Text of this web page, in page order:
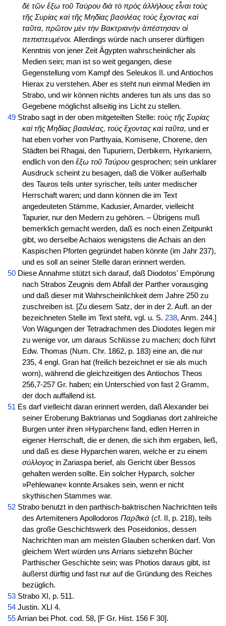
δὲ τῶν ἔξω τοῦ Ταύρου διὰ τὸ πρὸς ἀλλήλους εἶναι τοὺς
τῆς Συρίας καὶ τῆς Μηδίας βασιλέας τοὺς ἔχοντας καὶ
ταῦτα, πρῶτον μὲν τὴν Βακτριανὴν ἀπέστησαν οἱ
πεπιστευμένοι. Allerdings würde nach unserer dürftigen
Kenntnis von jener Zeit Ägypten wahrscheinlicher als
Medien sein; man ist so weit gegangen, diese
Gegenstellung vom Kampf des Seleukos II. und Antiochos
Hierax zu verstehen. Aber es steht nun einmal Medien im
Strabo, und wir können nichts anderes tun als uns das so
Gegebene möglichst allseitig ins Licht zu stellen.
49Strabo sagt in der oben mitgeteilten Stelle: τοὺς τῆς Συρίας
καὶ τῆς Μηδίας βασιλέας, τοὺς ἔχοντας καὶ ταῦτα, und er
hat eben vorher von Parthyaia, Komisene, Chorene, den
Städten bei Rhagai, den Tupuriern, Derbikern, Hyrkaniern,
endlich von den ἔξω τοῦ Ταύρουgesprochen; sein unklarer
Ausdruck scheint zu besagen, daß die Völker außerhalb
des Tauros teils unter syrischer, teils unter medischer
Herrschaft waren; und dann können die im Text
angedeuteten Stämme, Kadusier, Amarder, vielleicht
Tapurier, nur den Medern zu gehören. – Übrigens muß
bemerklich gemacht werden, daß es noch einen Zeitpunkt
gibt, wo derselbe Achaios wenigstens die Achais an den
Kaspischen Pforten gegründet haben könnte (im Jahr 237),
und es soll an seiner Stelle daran erinnert werden.
50Diese Annahme stützt sich darauf, daß Diodotos' Empörung
nach Strabos Zeugnis dem Abfall der Parther vorausging
und daß dieser mit Wahrscheinlichkeit dem Jahre 250 zu
zuschreiben ist. [Zu diesem Satz, der in der 2. Aufl. an der
bezeichneten Stelle im Text steht, vgl. u. S. 238, Anm. 244.]
Von Wägungen der Tetradrachmen des Diodotes liegen mir
zu wenige vor, um daraus Schlüsse zu machen; doch führt
Edw. Thomas (Num. Chr. 1862, p. 183) eine an, die nur
235, 4 engl. Gran hat (freilich bezeichnet er sie als much
worn), während die gleichzeitigen des Antiochos Theos
256,7-257 Gr. haben; ein Unterschied von fast 2 Gramm,
der doch auffallend ist.
51Es darf vielleicht daran erinnert werden, daß Alexander bei
seiner Eroberung Baktrianas und Sogdianas dort zahlreiche
Burgen unter ihren »Hyparchen« fand, edlen Herren in
eigener Herrschaft, die er denen, die sich ihm ergaben, ließ,
und daß es diese Hyparchen waren, welche er zu einem
σύλλογοςin Zariaspa berief, als Gericht über Bessos
gehalten werden sollte. Ein solcher Hyparch, solcher
»Pehlewane« konnte Arsakes sein, wenn er nicht
skythischen Stammes war.
52Strabo benutzt in den parthisch-baktrischen Nachrichten teils
des Artemiteners Apollodoros Παρϑικά(cf. II, p. 218), teils
das große Geschichtswerk des Poseidonios, dessen
Nachrichten man am meisten Glauben schenken darf. Von
gleichem Wert würden uns Arrians siebzehn Bücher
Parthischer Geschichte sein; was Photios daraus gibt, ist
äußerst dürftig und fast nur auf die Gründung des Reiches
bezüglich.
53Strabo XI, p. 511.
54Justin. XLI 4.
55Arrian bei Phot. cod. 58, [F Gr. Hist. 156 F 30].